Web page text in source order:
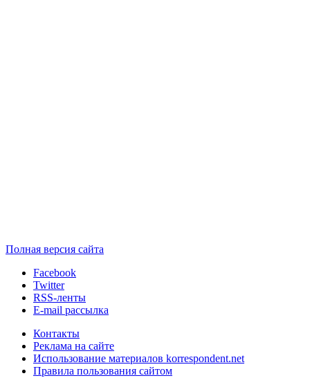
Полная версия сайта
Facebook
Twitter
RSS-ленты
E-mail рассылка
Контакты
Реклама на сайте
Использование материалов korrespondent.net
Правила пользования сайтом